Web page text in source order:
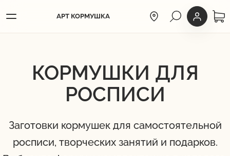
Меню
АРТ КОРМУШКА ГОРОД КОЛУМБУС
ЛИЧНЫЙ
КОРМУШКИ ДЛЯ
РОСПИСИ
Заготовки кормушек для самостоятельной
росписи, творческих занятий и подарков.